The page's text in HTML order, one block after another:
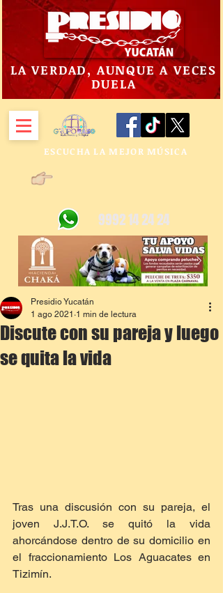
LA VERDAD, AUNQUE A VECES
DUELA
ESCUCHA LA MEJOR MÚSICA
9992 14 24 24
Discute con su pareja y luego
se quita la vida
Presidio Yucatán
1 ago 2021 1 min de lectura
Tras una discusión con su pareja, el
joven J.J.T.O. se quitó la vida
ahorcándose dentro de su domicilio en
el fraccionamiento Los Aguacates en
Tizimín.